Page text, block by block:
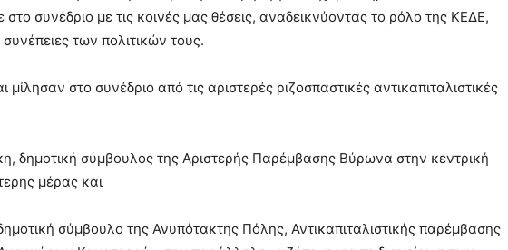
συνέδριο με τις κοινές μας θέσεις, αναδεικνύοντας το ρόλο της ΚΕΔΕ,
των πολιτικών τους.
στο συνέδριο από τις αριστερές ριζοσπαστικές αντικαπιταλιστικές
δημοτική σύμβουλος της Αριστερής Παρέμβασης Βύρωνα στην κεντρική
μέρας και
σύμβουλο της Ανυπότακτης Πόλης, Αντικαπιταλιστικής παρέμβασης